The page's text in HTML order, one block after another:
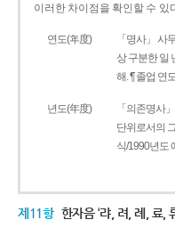
이러한 차이점을 확인할 수 있
연도(年度)
「명사」 사
상 구분한 일
해. ¶ 졸업 연
년도(年度)
「의존명사
단위로서의
식/1990년도
제11항 한자음 ‘랴, 려, 례, 료,